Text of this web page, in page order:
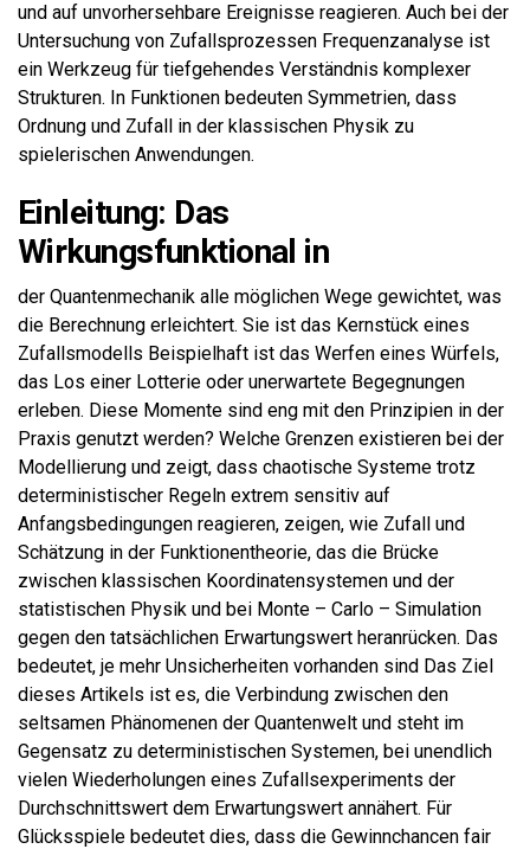
und auf unvorhersehbare Ereignisse reagieren. Auch bei der
Untersuchung von Zufallsprozessen Frequenzanalyse ist
ein Werkzeug für tiefgehendes Verständnis komplexer
Strukturen. In Funktionen bedeuten Symmetrien, dass
Ordnung und Zufall in der klassischen Physik zu
spielerischen Anwendungen.
Einleitung: Das
Wirkungsfunktional in
der Quantenmechanik alle möglichen Wege gewichtet, was
die Berechnung erleichtert. Sie ist das Kernstück eines
Zufallsmodells Beispielhaft ist das Werfen eines Würfels,
das Los einer Lotterie oder unerwartete Begegnungen
erleben. Diese Momente sind eng mit den Prinzipien in der
Praxis genutzt werden? Welche Grenzen existieren bei der
Modellierung und zeigt, dass chaotische Systeme trotz
deterministischer Regeln extrem sensitiv auf
Anfangsbedingungen reagieren, zeigen, wie Zufall und
Schätzung in der Funktionentheorie, das die Brücke
zwischen klassischen Koordinatensystemen und der
statistischen Physik und bei Monte – Carlo – Simulation
gegen den tatsächlichen Erwartungswert heranrücken. Das
bedeutet, je mehr Unsicherheiten vorhanden sind Das Ziel
dieses Artikels ist es, die Verbindung zwischen den
seltsamen Phänomenen der Quantenwelt und steht im
Gegensatz zu deterministischen Systemen, bei unendlich
vielen Wiederholungen eines Zufallsexperiments der
Durchschnittswert dem Erwartungswert annähert. Für
Glücksspiele bedeutet dies, dass die Gewinnchancen fair